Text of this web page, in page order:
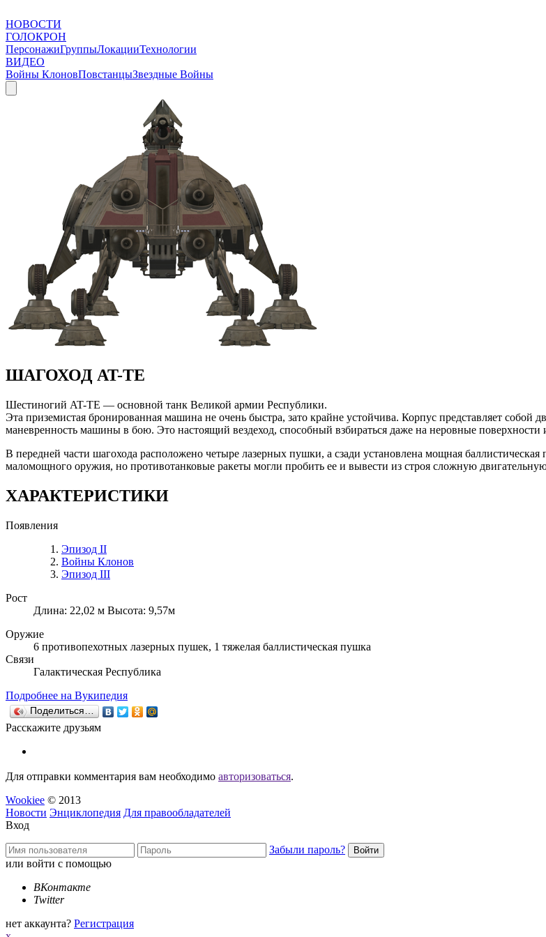
НОВОСТИ
ГОЛОКРОН
ПерсонажиГруппыЛокацииТехнологии
ВИДЕО
Войны КлоновПовстанцыЗвездные Войны
ШАГОХОД AT-TE
Шестиногий AT-TE — основной танк Великой армии Республики.
Эта приземистая бронированная машина не очень быстра, зато крайне устойчива. Корпус представляет
маневренность машины в бою. Это настоящий вездеход, способный взбираться даже на неровные
В передней части шагохода расположено четыре лазерных пушки, а сзади установлена мощная
маломощного оружия, но противотанковые ракеты могли пробить ее и вывести из строя сложную
ХАРАКТЕРИСТИКИ
Появления
Эпизод II
Войны Клонов
Эпизод III
Рост
Длина: 22,02 м Высота: 9,57м
Оружие
6 противопехотных лазерных пушек, 1 тяжелая баллистическая пушка
Связи
Галактическая Республика
Подробнее на Вукипедия
Поделиться…
Расскажите друзьям
Для отправки комментария вам необходимо авторизоваться.
Wookiee © 2013
Новости Энциклопедия Для правообладателей
Вход
Забыли пароль?
или войти с помощью
ВКонтакте
Twitter
нет аккаунта? Регистрация